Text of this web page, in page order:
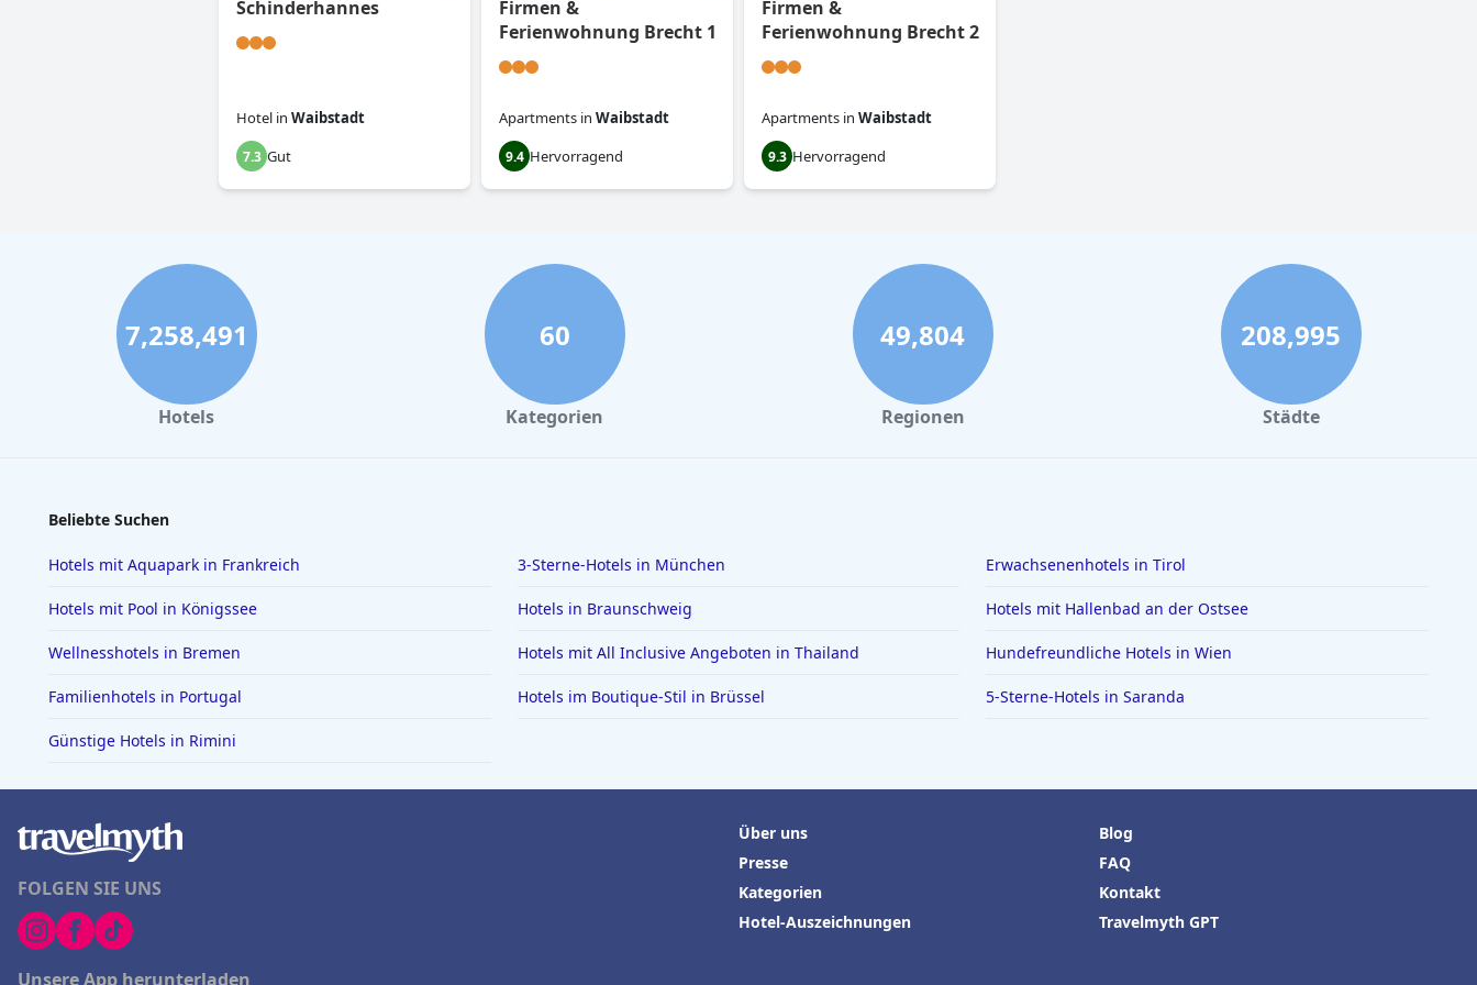
Schinderhannes
Hotel in Waibstadt
7.3 Gut
Firmen &
Ferienwohnung Brecht 1
Apartments in Waibstadt
9.4 Hervorragend
Firmen &
Ferienwohnung Brecht 2
Apartments in Waibstadt
9.3 Hervorragend
7,258,491
Hotels
60
Kategorien
49,804
Regionen
208,995
Städte
Beliebte Suchen
Hotels mit Aquapark in Frankreich 3-Sterne-Hotels in München Erwachsenenhotels in Tirol
Hotels mit Pool in Königssee Hotels in Braunschweig Hotels mit Hallenbad an der Ostsee
Wellnesshotels in Bremen Hotels mit All Inclusive Angeboten in Thailand Hundefreundliche Hotels in Wien
Familienhotels in Portugal Hotels im Boutique-Stil in Brüssel 5-Sterne-Hotels in Saranda
Günstige Hotels in Rimini
FOLGEN SIE UNS
Unsere App herunterladen
Über uns
Presse
Kategorien
Hotel-Auszeichnungen
Blog
FAQ
Kontakt
Travelmyth GPT